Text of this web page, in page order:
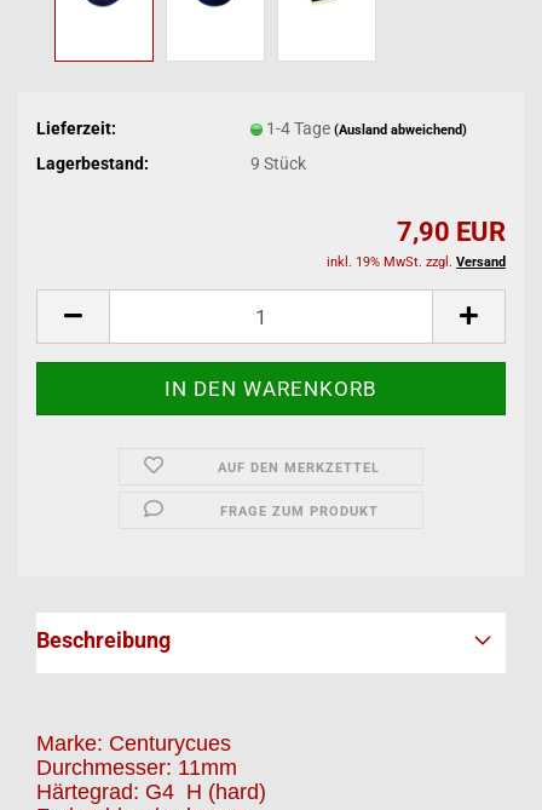
Lieferzeit: 1-4 Tage (Ausland abweichend)
Lagerbestand: 9 Stück
7,90 EUR
inkl. 19% MwSt. zzgl. Versand
AUF DEN MERKZETTEL
FRAGE ZUM PRODUKT
Beschreibung
Marke: Centurycues
Durchmesser: 11mm
Härtegrad: G4 H (hard)